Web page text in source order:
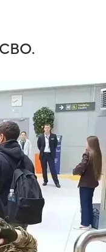
СВО.